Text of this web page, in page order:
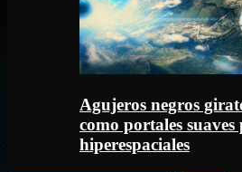
Agujeros negros
como portales
hiperespaciales